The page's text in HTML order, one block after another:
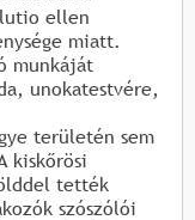
ellen
miatt.
munkáját
unokatestvére,
területén sem
kiskőrösi
tették
szószólói